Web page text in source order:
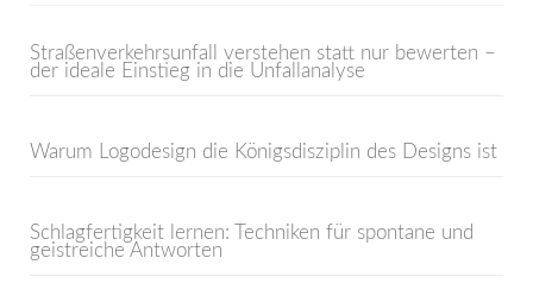
Straßenverkehrsunfall verstehen statt nur bewerten –
der ideale Einstieg in die Unfallanalyse
Warum Logodesign die Königsdisziplin des Designs ist
Schlagfertigkeit lernen: Techniken für spontane und
geistreiche Antworten